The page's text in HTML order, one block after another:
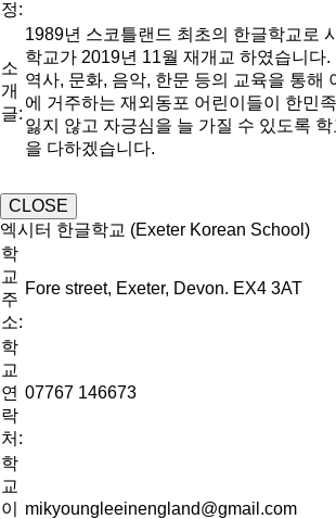
정:
소
개
글:
1989년 스코틀랜드 최초의 한글학교로
학교가 2019년 11월 재개교 하였습니다.
역사, 문화, 음악, 한문 등의 교육을 통해
에 거주하는 재외동포 어린이들이 한민
잃지 않고 자긍심을 늘 가질 수 있도록
을 다하겠습니다.
CLOSE
엑시터 한글학교 (Exeter Korean School)
학
교
주
소:
Fore street, Exeter, Devon. EX4 3AT
학
교
연
락
처:
07767 146673
학
교
이
mikyoungleeinengland@gmail.com